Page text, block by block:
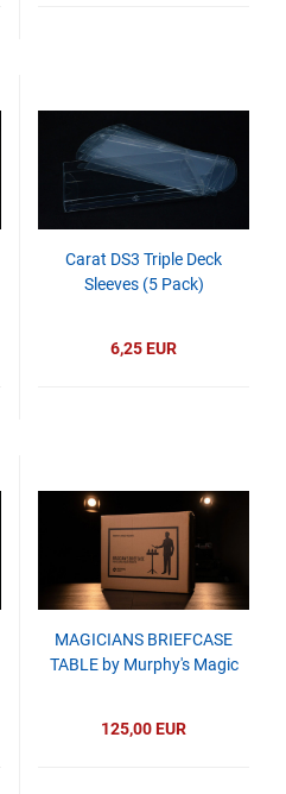
Carat DS3 Triple Deck
Sleeves (5 Pack)
6,25 EUR
MAGICIANS BRIEFCASE
TABLE by Murphy's Magic
125,00 EUR